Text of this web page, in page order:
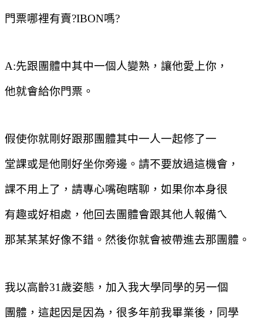
門票哪裡有賣?IBON嗎?
A:先跟團體中其中一個人變熟，讓他愛上你，
他就會給你門票。
假使你就剛好跟那團體其中一人一起修了一
堂課或是他剛好坐你旁邊。請不要放過這機會，
課不用上了，請專心嘴砲瞎聊，如果你本身很
有趣或好相處，他回去團體會跟其他人報備ㄟ
那某某某好像不錯。然後你就會被帶進去那團體。
我以高齡31 歲姿態，加入我大學同學的另一個
團體，這起因是因為，很多年前我畢業後，同學